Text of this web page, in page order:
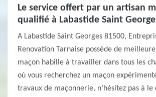
Le service offert par un artisan
qualifié à Labastide Saint
A Labastide Saint Georges 81500,
Renovation Tarnaise possède de
maçon habille à travailler dans tous les
où vous recherchez un maçon
travaux de maçonnerie, n’hésitez pas à le